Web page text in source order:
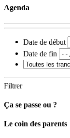
Agenda
Date de début
Date de fin
Filtrer
Ça se passe ou ?
Carto
Le coin des parents